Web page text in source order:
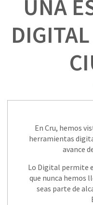
UNA
En Cru, hemos
herramientas
avance
Lo Digital permite
que nunca hemos
seas parte de